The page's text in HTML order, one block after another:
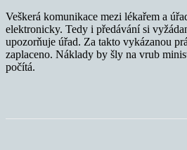
Veškerá komunikace mezi lékařem a
elektronicky. Tedy i předávání si
upozorňuje úřad. Za takto vykázanou
zaplaceno. Náklady by šly na vrub
počítá.